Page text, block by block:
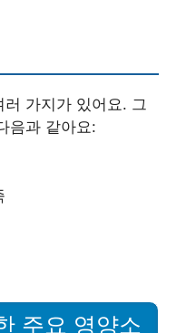
가지가 있어요. 그
음과 같아요:
주요 영양소